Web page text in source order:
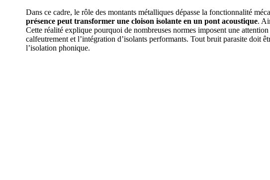
Dans ce cadre, le rôle des montants métalliques dépasse la fonctionnalité
présence peut transformer une cloison isolante en un pont acoustique.
Cette réalité explique pourquoi de nombreuses normes imposent une
calfeutrement et l’intégration d’isolants performants. Tout bruit parasite doit
l’isolation phonique.